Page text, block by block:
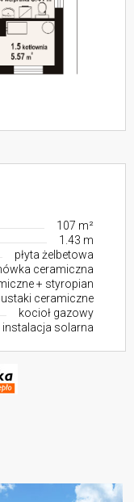
107 m²
1.43 m
płyta żelbetowa
ceramiczna
+ styropian
ceramiczne
kocioł gazowy
instalacja solarna